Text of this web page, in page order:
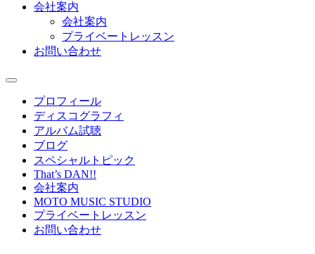
会社案内
会社案内
プライベートレッスン
お問い合わせ
プロフィール
ディスコグラフィ
アルバム試聴
ブログ
スペシャルトピック
That’s DAN!!
会社案内
MOTO MUSIC STUDIO
プライベートレッスン
お問い合わせ